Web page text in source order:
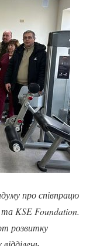
про співпрацю
KSE Foundation.
розвитку